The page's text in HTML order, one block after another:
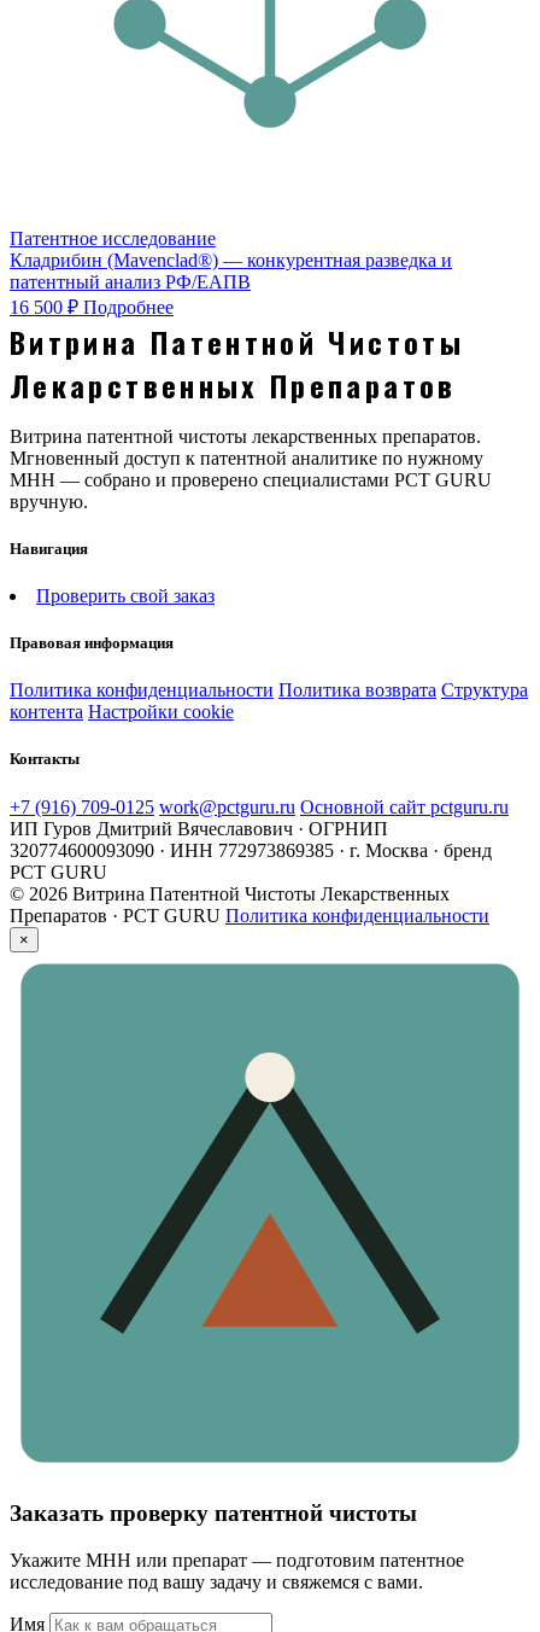
Патентное исследование
Кладрибин (Mavenclad®) — конкурентная разведка и
патентный анализ РФ/ЕАПВ
16 500 ₽ Подробнее
Витрина Патентной Чистоты
Лекарственных Препаратов
Витрина патентной чистоты лекарственных препаратов.
Мгновенный доступ к патентной аналитике по нужному
МНН — собрано и проверено специалистами PCT GURU
вручную.
Навигация
Проверить свой заказ
Правовая информация
Политика конфиденциальности Политика возврата Структура
контента Настройки cookie
Контакты
+7 (916) 709-0125 work@pctguru.ru Основной сайт pctguru.ru
ИП Гуров Дмитрий Вячеславович · ОГРНИП
320774600093090 · ИНН 772973869385 · г. Москва · бренд
PCT GURU
© 2026 Витрина Патентной Чистоты Лекарственных
Препаратов · PCT GURU Политика конфиденциальности
×
Заказать проверку патентной чистоты
Укажите МНН или препарат — подготовим патентное
исследование под вашу задачу и свяжемся с вами.
Имя